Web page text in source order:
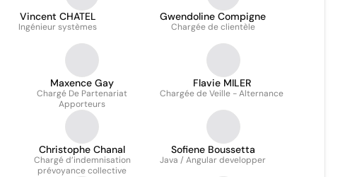
Vincent CHATEL
Ingénieur systèmes
Gwendoline Compigne
Chargée de clientèle
Maxence Gay
Chargé De Partenariat
Apporteurs
Flavie MILER
Chargée de Veille - Alternance
Christophe Chanal
Chargé d’indemnisation
prévoyance collective
Sofiene Boussetta
Java / Angular developper